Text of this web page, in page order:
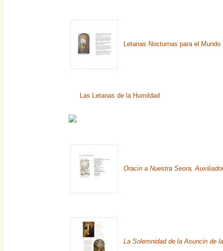
Letanas Nocturnas para el Mundo
Las Letanas de la Humildad
Oracin a Nuestra Seora,
La Solemnidad de la Asuncin de